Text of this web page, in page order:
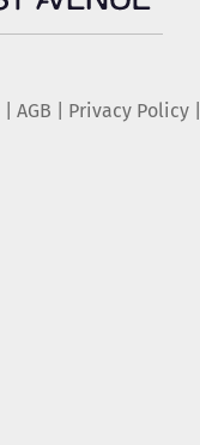
AGB Privacy Policy|